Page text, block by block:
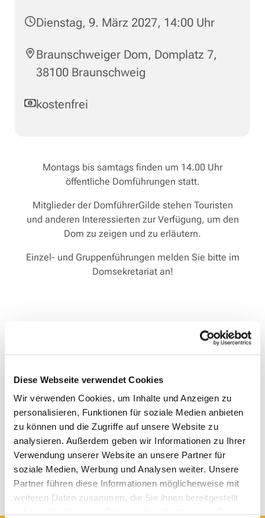
Diese Webseite verwendet Cookies
Wir verwenden Cookies, um Inhalte und Anzeigen zu
personalisieren, Funktionen für soziale Medien anbieten
zu können und die Zugriffe auf unsere Website zu
analysieren. Außerdem geben wir Informationen zu Ihrer
Verwendung unserer Website an unsere Partner für
soziale Medien, Werbung und Analysen weiter. Unsere
Partner führen diese Informationen möglicherweise mit
weiteren Daten zusammen, die Sie ihnen bereitgestellt
Dienstag, 9. März 2027, 14:00 Uhr
Braunschweiger Dom, Domplatz 7,
38100 Braunschweig
kostenfrei
Montags bis samtags finden um 14.00 Uhr
öffentliche Domführungen statt.
Mitglieder der DomführerGilde stehen Touristen
und anderen Interessierten zur Verfügung, um den
Dom zu zeigen und zu erläutern.
Einzel- und Gruppenführungen melden Sie bitte im
Domsekretariat an!